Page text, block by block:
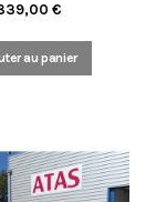
€
au panier